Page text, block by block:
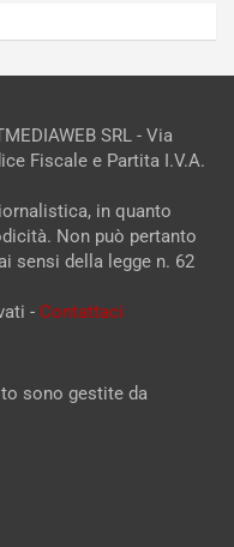
SRL - Via
Fiscale e Partita I.V.A.
in quanto
Non può pertanto
sensi della legge n. 62
- Contattaci
sono gestite da